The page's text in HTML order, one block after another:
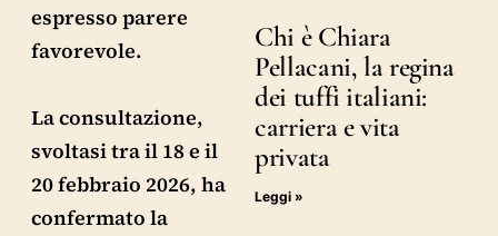
espresso parere
favorevole.
La consultazione,
svoltasi tra il 18 e il
20 febbraio 2026, ha
confermato la
Chi è Chiara
Pellacani, la regina
dei tuffi italiani:
carriera e vita
privata
Leggi »